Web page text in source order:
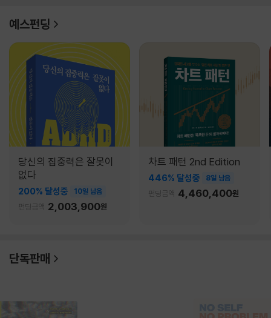
예스펀딩
당신의 집중력은 잘못이
없다
200% 달성중 10일 남음
펀딩금액 2,003,900원
차트 패턴 2nd Edition
446% 달성중 8일 남음
펀딩금액 4,460,400원
단독판매